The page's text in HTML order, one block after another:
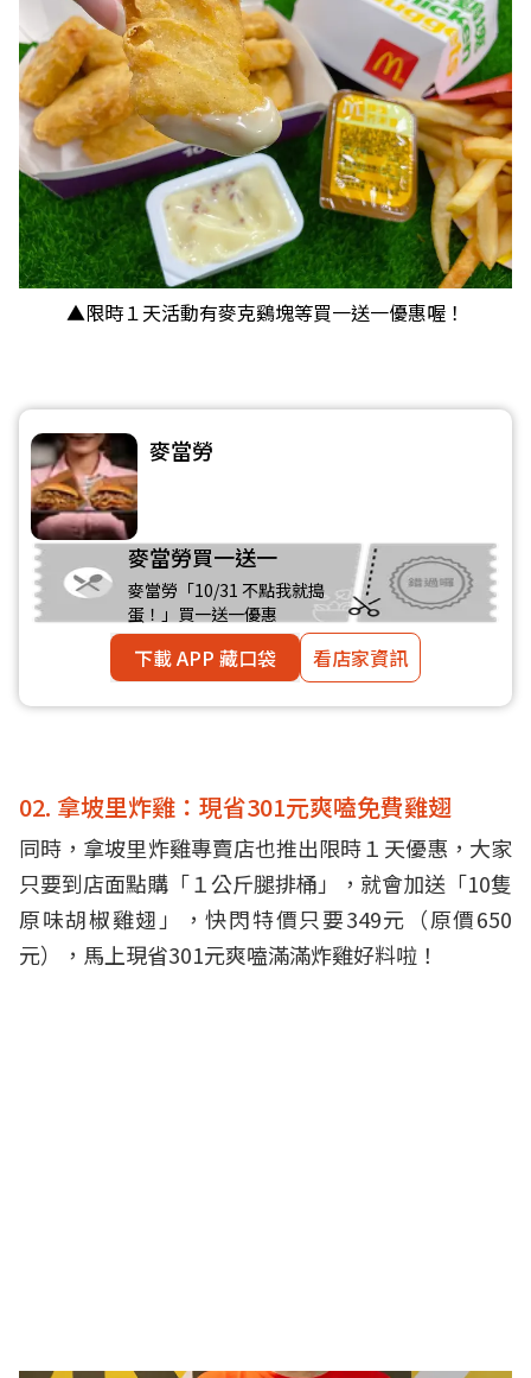
▲限時１天活動有麥克鷄塊等買一送一優惠喔！
麥當勞
麥當勞買一送一
麥當勞「10/31 不點我就搗
蛋！」買一送一優惠
下載 APP 藏口袋 看店家資訊
02. 拿坡里炸雞：現省301元爽嗑免費雞翅
同時，拿坡里炸雞專賣店也推出限時１天優惠，大家
只要到店面點購「１公斤腿排桶」，就會加送「10隻
原味胡椒雞翅」，快閃特價只要349元（原價650
元），馬上現省301元爽嗑滿滿炸雞好料啦！